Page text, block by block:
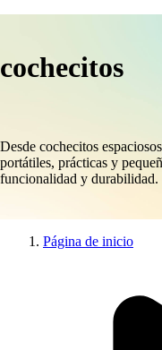
cochecitos
Desde cochecitos
portátiles, prácticas y
funcionalidad y durabilidad.
Página de inicio